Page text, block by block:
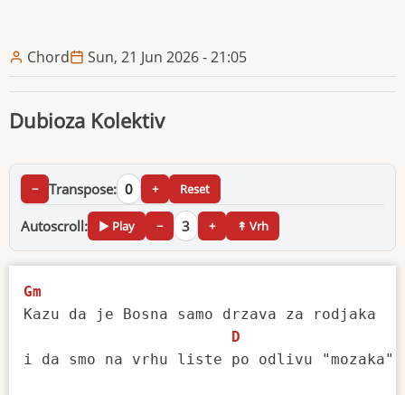
Chord Sun, 21 Jun 2026 - 21:05
Dubioza Kolektiv
− Transpose: 0 + Reset
Autoscroll: ▶ Play − 3 + ↟ Vrh
Gm
Kazu da je Bosna samo drzava za rodjaka
D
i da smo na vrhu liste po odlivu "mozaka"